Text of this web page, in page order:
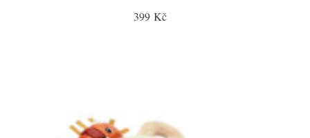
399 Kč